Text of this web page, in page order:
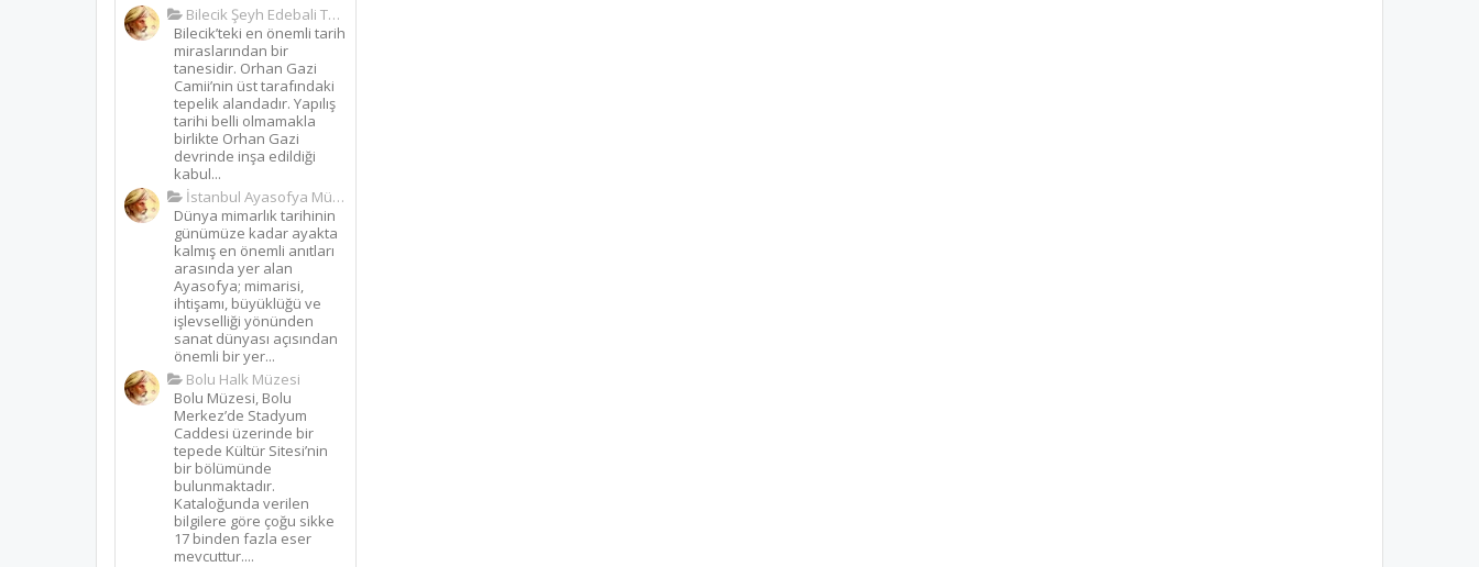
Bilecik Şeyh Edebali Türbesi
Bilecik’teki en önemli tarih
miraslarından bir
tanesidir. Orhan Gazi
Camii’nin üst tarafındaki
tepelik alandadır. Yapılış
tarihi belli olmamakla
birlikte Orhan Gazi
devrinde inşa edildiği
kabul...
İstanbul Ayasofya Müzesi
Dünya mimarlık tarihinin
günümüze kadar ayakta
kalmış en önemli anıtları
arasında yer alan
Ayasofya; mimarisi,
ihtişamı, büyüklüğü ve
işlevselliği yönünden
sanat dünyası açısından
önemli bir yer...
Bolu Halk Müzesi
Bolu Müzesi, Bolu
Merkez’de Stadyum
Caddesi üzerinde bir
tepede Kültür Sitesi’nin
bir bölümünde
bulunmaktadır.
Kataloğunda verilen
bilgilere göre çoğu sikke
17 binden fazla eser
mevcuttur....